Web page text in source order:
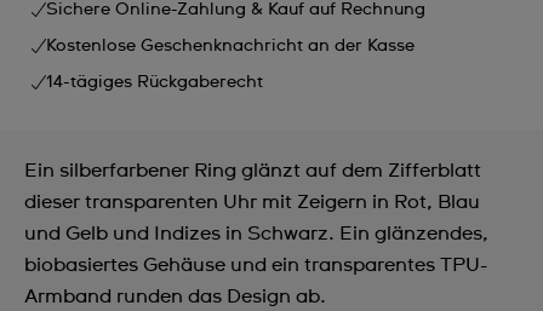
Sichere Online-Zahlung & Kauf auf Rechnung
Kostenlose Geschenknachricht an der Kasse
14-tägiges Rückgaberecht
Ein silberfarbener Ring glänzt auf dem Zifferblatt
dieser transparenten Uhr mit Zeigern in Rot, Blau
und Gelb und Indizes in Schwarz. Ein glänzendes,
biobasiertes Gehäuse und ein transparentes TPU-
Armband runden das Design ab.